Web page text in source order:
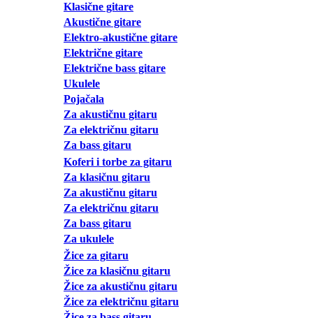
Klasične gitare
Akustične gitare
Elektro-akustične gitare
Električne gitare
Električne bass gitare
Ukulele
Pojačala
Za akustičnu gitaru
Za električnu gitaru
Za bass gitaru
Koferi i torbe za gitaru
Za klasičnu gitaru
Za akustičnu gitaru
Za električnu gitaru
Za bass gitaru
Za ukulele
Žice za gitaru
Žice za klasičnu gitaru
Žice za akustičnu gitaru
Žice za električnu gitaru